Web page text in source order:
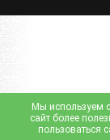
Мы используем
сайт более
пользоваться